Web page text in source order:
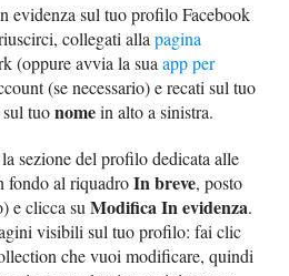
evidenza sul tuo profilo Facebook
collegati allapagina
(oppure avvia la suaapp per
(se necessario) e recati sul tuo
sul tuonomein alto a sinistra.
sezione del profilo dedicata alle
fondo al riquadroIn breve, posto
e clicca suModifica In evidenza.
visibili sul tuo profilo: fai clic
che vuoi modificare, quindi